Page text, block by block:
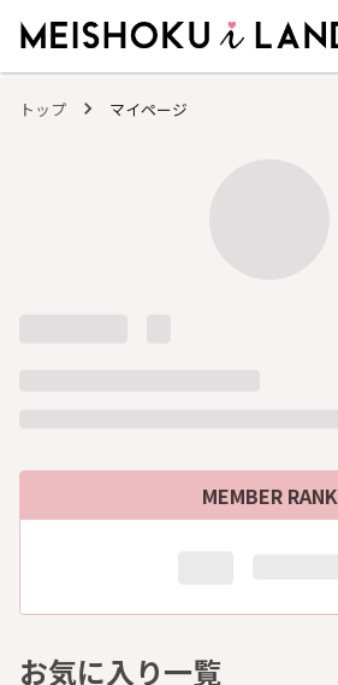
トップ マイページ
MEMBER RANK
お気に入り一覧